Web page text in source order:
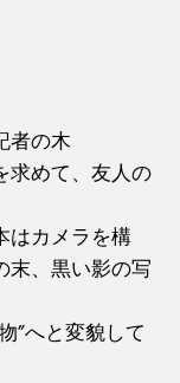
者の木
求めて、友人の
はカメラを構
末、黒い影の写
”へと変貌して